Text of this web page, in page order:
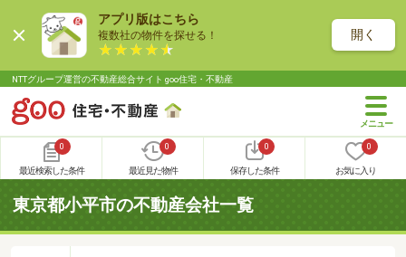
アプリ版はこちら
複数社の物件を探せる！ 開く
NTTグループ運営の不動産総合サイト goo住宅・不動産
0
最近検索した条件
0
最近見た物件
0
保存した条件
0
お気に入り
東京都小平市の不動産会社一覧